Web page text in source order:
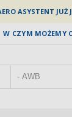
ASYSTENT JUŻ
W CZYM MOŻEMY